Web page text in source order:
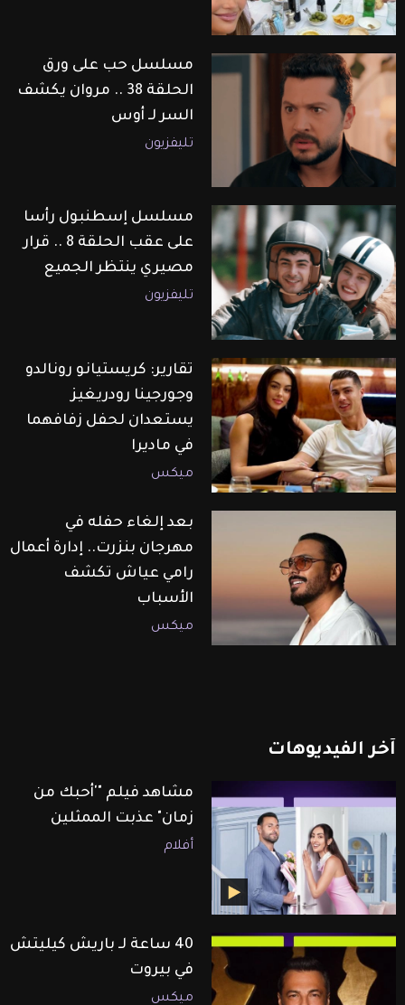
مسلسل حب على ورق
الحلقة 38 .. مروان يكشف
السر لـ أوس
تليفزيون
مسلسل إسطنبول رأسا
على عقب الحلقة 8 .. قرار
مصيري ينتظر الجميع
تليفزيون
تقارير: كريستيانو رونالدو
وجورجينا رودريغيز
يستعدان لحفل زفافهما
في ماديرا
ميكس
بعد إلغاء حفله في
مهرجان بنزرت.. إدارة أعمال
رامي عياش تكشف
الأسباب
ميكس
آخر الفيديوهات
مشاهد فيلم "'أحبك من
زمان" عذبت الممثلين
أفلام
40 ساعة لـ باريش كيليتش
في بيروت
ميكس